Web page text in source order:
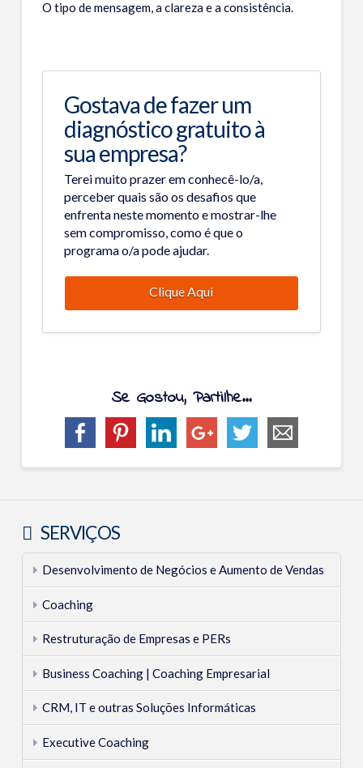
O tipo de mensagem, a clareza e a consistência.
Gostava de fazer um
diagnóstico gratuito à
sua empresa?
Terei muito prazer em conhecê-lo/a,
perceber quais são os desafios que
enfrenta neste momento e mostrar-lhe
sem compromisso, como é que o
programa o/a pode ajudar.
Clique Aqui
Se Gostou, Partilhe...
Botelho3
Regras
para
uma
Comunicação
Efetiva
dentro
da
Sua
Empresa04.21.2016
SERVIÇOS
Desenvolvimento de Negócios e Aumento de Vendas
Coaching
Restruturação de Empresas e PERs
Business Coaching | Coaching Empresarial
CRM, IT e outras Soluções Informáticas
Executive Coaching